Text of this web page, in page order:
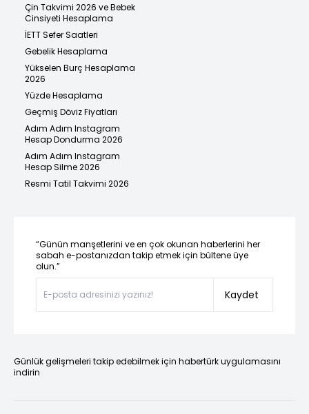
Çin Takvimi 2026 ve Bebek
Cinsiyeti Hesaplama
İETT Sefer Saatleri
Gebelik Hesaplama
Yükselen Burç Hesaplama
2026
Yüzde Hesaplama
Geçmiş Döviz Fiyatları
Adım Adım Instagram
Hesap Dondurma 2026
Adım Adım Instagram
Hesap Silme 2026
Resmi Tatil Takvimi 2026
“Günün manşetlerini ve en çok okunan haberlerini her
sabah e-postanızdan takip etmek için bültene üye
olun.”
Kaydet
Günlük gelişmeleri takip edebilmek için habertürk uygulamasını
indirin